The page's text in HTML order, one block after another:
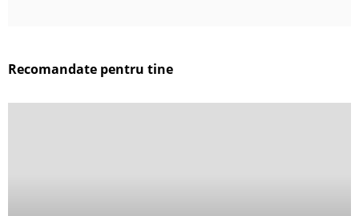
Recomandate pentru tine